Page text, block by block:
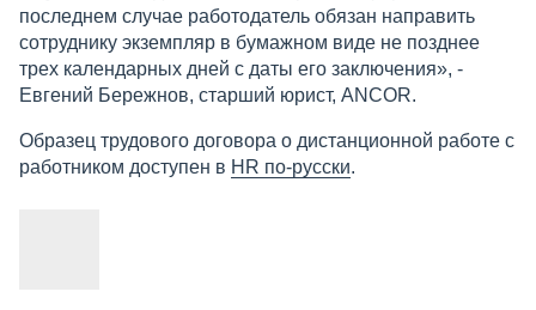
последнем случае работодатель обязан направить
сотруднику экземпляр в бумажном виде не позднее
трех календарных дней с даты его заключения», -
Евгений Бережнов, старший юрист, ANCOR.
Образец трудового договора о дистанционной работе с
работником доступен в HR по-русски.